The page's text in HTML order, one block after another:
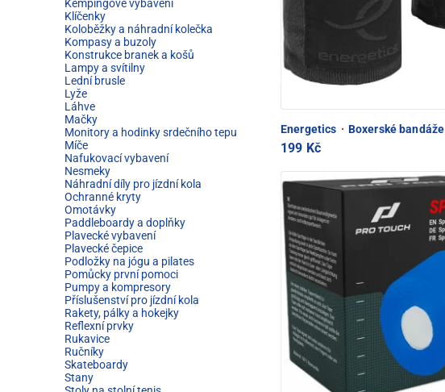
Kempingové vybavení
Klíčenky
Koloběžky a náhradní kolečka
Kompasy a buzoly
Konstrukce branek a košů
Lampy a svítilny
Lední brusle
Lyže
Láhve
Mačky
Monitory a hodinky srdečního tepu
Míče
Nafukovací vybavení
Nesmeky
Náhradní díly pro jízdní kola
Ochranné kryty
Omotávky
Paddleboardy a doplňky
Plavecké vybavení
Plavecké čepice
Podložky na jógu a pilates
Pomůcky první pomoci
Pumpy a kompresory
Příslušenství pro jízdní kola
Rakety, pálky a hokejky
Reflexní prvky
Rukavice
Ručníky
Skateboardy
Stany
Energetics · Boxerské bandáže
199 Kč